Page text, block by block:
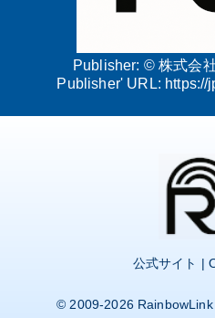
Publisher: ©株式会
Publisher' URL: https://
公式サイト |
© 2009-2026 RainbowLink